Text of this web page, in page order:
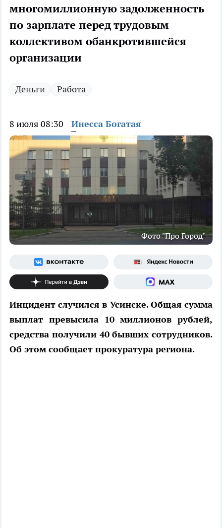
многомиллионную задолженность
по зарплате перед трудовым
коллективом обанкротившейся
организации
Деньги Работа
8 июля 08:30 Инесса Богатая
Фото "Про Город"
Инцидент случился в Усинске. Общая сумма
выплат превысила 10 миллионов рублей,
средства получили 40 бывших сотрудников.
Об этом сообщает прокуратура региона.